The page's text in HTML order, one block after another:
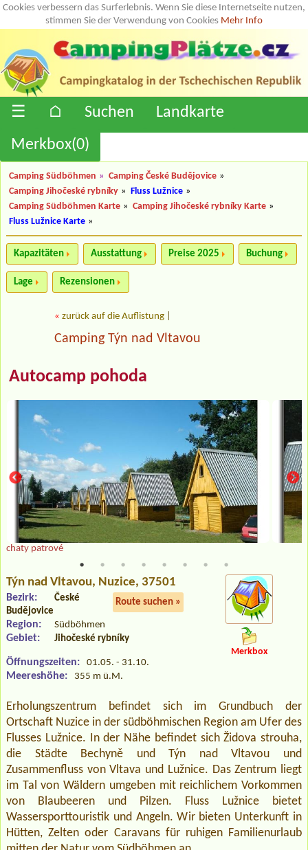
Cookies verbessern das Surferlebnis. Wenn Sie diese Internetseite nutzen,
stimmen Sie der Verwendung von Cookies Mehr Info
☰ ⌂ Suchen
Landkarte
Merkbox(0)
Camping Südböhmen » Camping České Budějovice »
Camping Jihočeské rybníky » Fluss Lužnice »
Camping Südböhmen Karte » Camping Jihočeské rybníky Karte »
Fluss Lužnice Karte »
Kapazitäten Ausstattung Preise 2025 Buchung
Lage Rezensionen
« zurück auf die Auflistung
Camping Týn nad Vltavou
Autocamp pohoda
chaty patrové
Týn nad Vltavou, Nuzice, 37501
Route suchen »
Bezirk:
České
Budějovice
Region: Südböhmen
Gebiet: Jihočeské rybníky
Öffnungszeiten: 01.05. - 31.10.
Meereshöhe: 355 m ü.M.
Merkbox
Erholungszentrum befindet sich im Grundbuch der
Ortschaft Nuzice in der südböhmischen Region am Ufer des
Flusses Lužnice. In der Nähe befindet sich Židova strouha,
die Städte Bechyně und Týn nad Vltavou und
Zusammenfluss von Vltava und Lužnice. Das Zentrum liegt
im Tal von Wäldern umgeben mit reichlichem Vorkommen
von Blaubeeren und Pilzen. Fluss Lužnice bietet
Wassersporttouristik und Angeln. Wir bieten Unterkunft in
Hütten, Zelten oder Caravans für ruhigen Familienurlaub